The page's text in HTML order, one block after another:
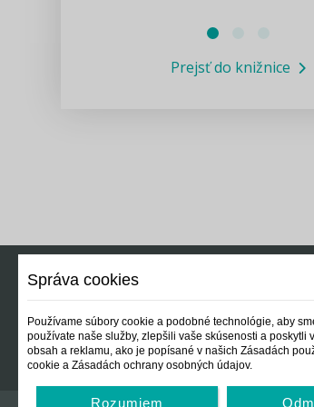
Informácie COVID19
Prejsť do knižnice
Správa cookies
Používame súbory cookie a podobné technológie, aby
používate naše služby, zlepšili vaše skúsenosti a poskytli
obsah a reklamu, ako je popísané v našich Zásadách
cookie a Zásadách ochrany osobných údajov.
Rozumiem